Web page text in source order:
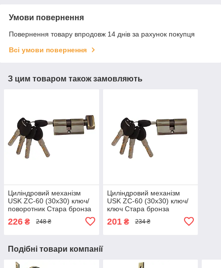
Умови повернення
Повернення товару впродовж 14 днів за рахунок покупця
Всі умови повернення
З цим товаром також замовляють
Циліндровий механізм
USK ZC-60 (30x30) ключ/
поворотник Стара бронза
226 ₴ 248 ₴
Циліндровий механізм
USK ZC-60 (30x30) ключ/
ключ Стара бронза
201₴ 234 ₴
Подібні товари компанії